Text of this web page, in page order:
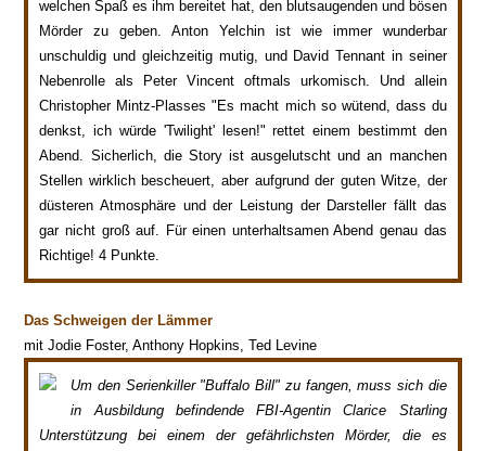
welchen Spaß es ihm bereitet hat, den blutsaugenden und bösen
Mörder zu geben. Anton Yelchin ist wie immer wunderbar
unschuldig und gleichzeitig mutig, und David Tennant in seiner
Nebenrolle als Peter Vincent oftmals urkomisch. Und allein
Christopher Mintz-Plasses "Es macht mich so wütend, dass du
denkst, ich würde 'Twilight' lesen!" rettet einem bestimmt den
Abend. Sicherlich, die Story ist ausgelutscht und an manchen
Stellen wirklich bescheuert, aber aufgrund der guten Witze, der
düsteren Atmosphäre und der Leistung der Darsteller fällt das
gar nicht groß auf. Für einen unterhaltsamen Abend genau das
Richtige! 4 Punkte.
Das Schweigen der Lämmer
mit Jodie Foster, Anthony Hopkins, Ted Levine
Um den Serienkiller "Buffalo Bill" zu fangen, muss sich die
in Ausbildung befindende FBI-Agentin Clarice Starling
Unterstützung bei einem der gefährlichsten Mörder, die es